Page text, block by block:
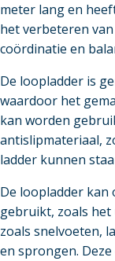
meter lang en
het verbeteren
coördinatie en
De loopladder is
waardoor het
kan worden
antislipmateriaal,
ladder kunnen
De loopladder kan
gebruikt, zoals
zoals snelvoeten,
en sprongen.